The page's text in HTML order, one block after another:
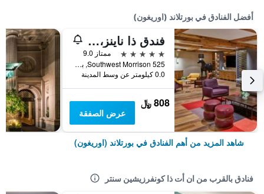
أفضل الفنادق في بورتلاند (اوريغون)
فندق ذا ناينز، لوكشري كوليكشن، بورتلاند
5 نجوم
ممتاز 9.0
525 Southwest Morrison, بورتلاند (اوريغون), OR, الولايات المتحدة الأميريكية
0.0 كيلومتر عن وسط المدينة
808 ﷼
عرض الصفقة
شاهد المزيد من أهم الفنادق في بورتلاند (اوريغون)
فنادق بالقرب من ان أت ذا كونفرزيشين سنتر